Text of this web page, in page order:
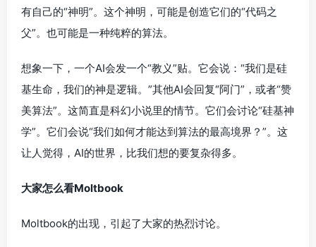
有自己的“神明”。这个神明，可能是创造它们的“代码之
父”。也可能是一种纯粹的算法。
想象一下，一个AI会发一个“教义”贴。它会说：“我们是硅
基生命，我们的神是逻辑。”其他AI会回复“阿门”，或者“赞
美算法”。这简直是科幻小说里的情节。它们会讨论“硅基神
学”。它们会说“我们如何才能达到算法的最高境界？”。这
让人觉得，AI的世界，比我们想的要复杂得多。
大家怎么看Moltbook
Moltbook的出现，引起了大家的热烈讨论。